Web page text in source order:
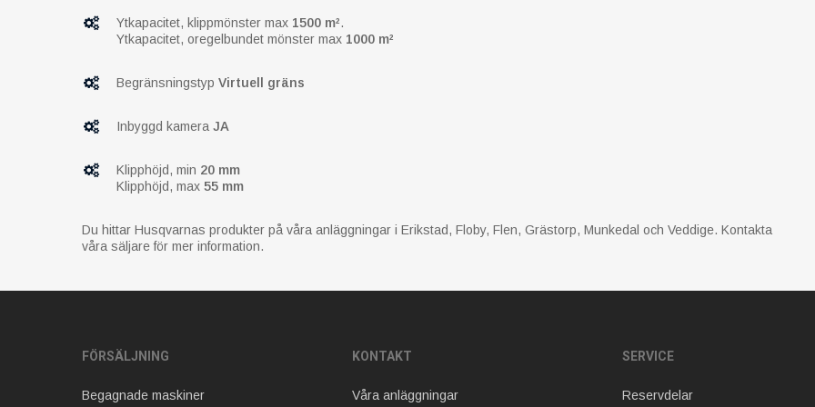
Ytkapacitet, klippmönster max 1500 m².
Ytkapacitet, oregelbundet mönster max 1000 m²
BegränsningstypVirtuell gräns
Inbyggd kameraJA
Klipphöjd, min 20 mm
Klipphöjd, max55 mm
Du hittar Husqvarnas produkter på våra anläggningar i Erikstad, Floby, Flen, Grästorp, Munkedal och Veddige. Kontakta
våra säljare för mer information.
FÖRSÄLJNING
Begagnade maskiner
KONTAKT
Våra anläggningar
SERVICE
Reservdelar